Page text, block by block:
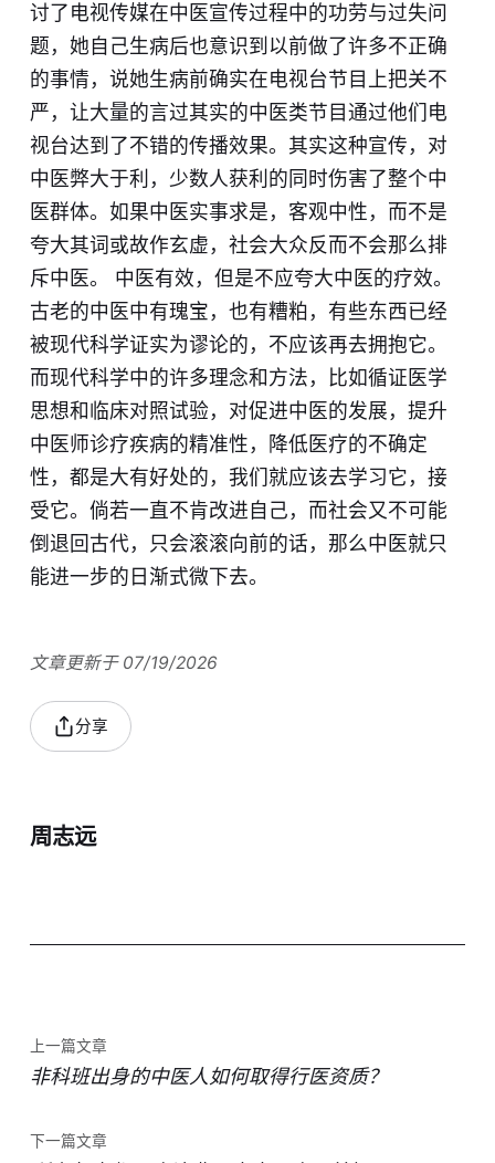
讨了电视传媒在中医宣传过程中的功劳与过失问
题，她自己生病后也意识到以前做了许多不正确
的事情，说她生病前确实在电视台节目上把关不
严，让大量的言过其实的中医类节目通过他们电
视台达到了不错的传播效果。其实这种宣传，对
中医弊大于利，少数人获利的同时伤害了整个中
医群体。如果中医实事求是，客观中性，而不是
夸大其词或故作玄虚，社会大众反而不会那么排
斥中医。 中医有效，但是不应夸大中医的疗效。
古老的中医中有瑰宝，也有糟粕，有些东西已经
被现代科学证实为谬论的，不应该再去拥抱它。
而现代科学中的许多理念和方法，比如循证医学
思想和临床对照试验，对促进中医的发展，提升
中医师诊疗疾病的精准性，降低医疗的不确定
性，都是大有好处的，我们就应该去学习它，接
受它。倘若一直不肯改进自己，而社会又不可能
倒退回古代，只会滚滚向前的话，那么中医就只
能进一步的日渐式微下去。
文章更新于 07/19/2026
分享
周志远
上一篇文章
非科班出身的中医人如何取得行医资质？
下一篇文章